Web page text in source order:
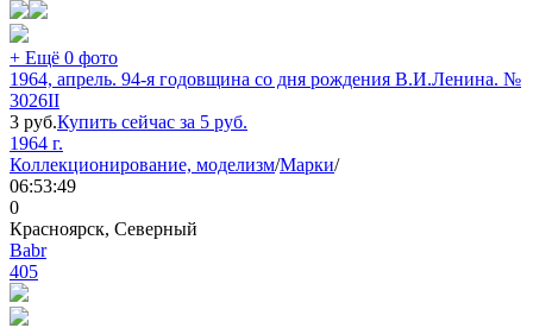
+ Ещё 0 фото
1964, апрель. 94-я годовщина со дня рождения В.И.Ленина. №
3026II
3 руб.Купить сейчас за 5 руб.
1964 г.
Коллекционирование, моделизм/Марки/
06:53:49
0
Красноярск, Северный
Babr
405